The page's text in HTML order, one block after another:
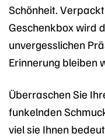
Schönheit.
Geschenkbox wird
unvergesslichen
Erinnerung bleiben
Überraschen Sie
funkelnden
viel sie Ihnen